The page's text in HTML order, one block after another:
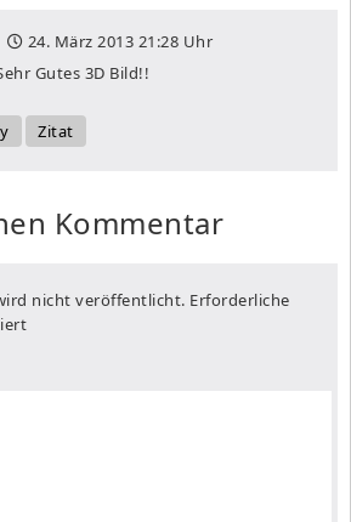
24. März 2013 21:28 Uhr
Gutes 3D Bild!!
Zitat
Kommentar
nicht veröffentlicht. Erforderliche